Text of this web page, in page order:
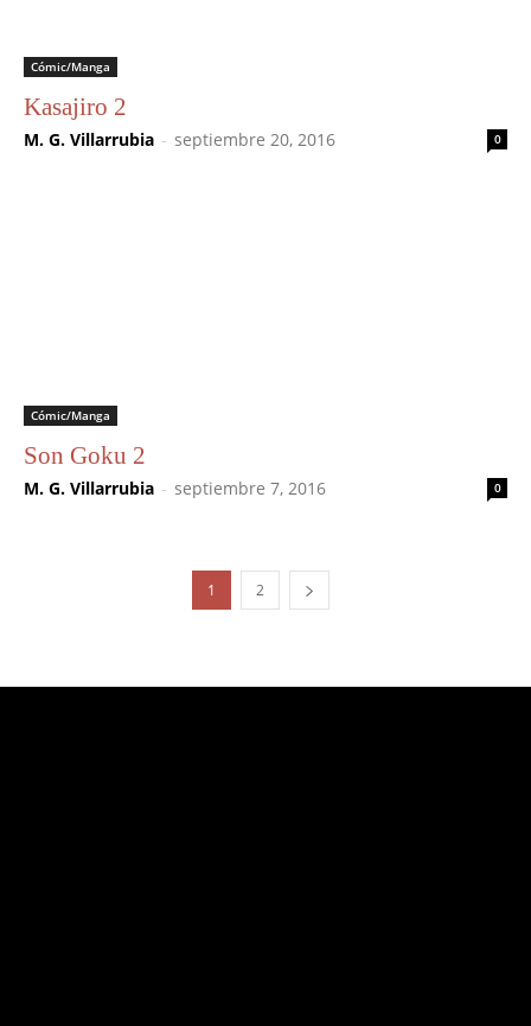
Cómic/Manga
Kasajiro 2
M. G. Villarrubia - septiembre 20, 2016 0
Cómic/Manga
Son Goku 2
M. G. Villarrubia - septiembre 7, 2016 0
1 2